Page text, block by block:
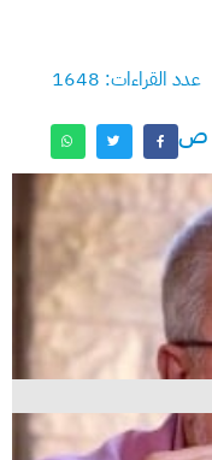
عدد القراءات: 1648